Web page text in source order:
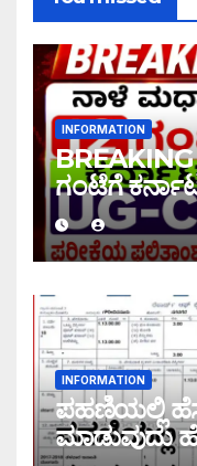
INFORMATION
BREAKING
ಗಂಟೆಗೆ
ಫಲಿತಾಂಶ
2026
INFORMATION
ಪಹಣಿಯಲ್ಲಿ
ಮಾಡುವುದು